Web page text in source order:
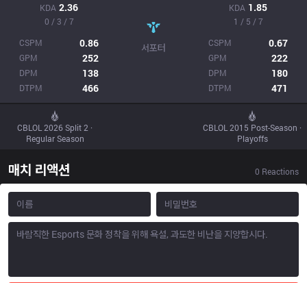
KDA 2.36
0 / 3 / 7
CSPM
0.86
GPM 252
DPM 138
DTPM 466
서포터
KDA 1.85
1 / 5 / 7
CSPM
0.67
GPM 222
DPM 180
DTPM 471
CBLOL 2026 Split 2 ·
Regular Season
CBLOL 2015 Post-Season ·
Playoffs
매치 리액션 0 Reactions